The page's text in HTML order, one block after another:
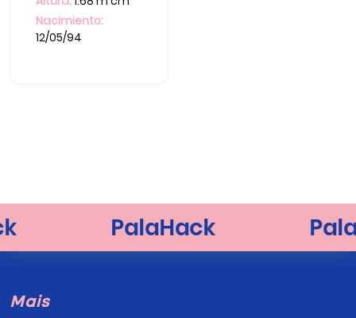
Nacimiento:
12/05/94
Mais